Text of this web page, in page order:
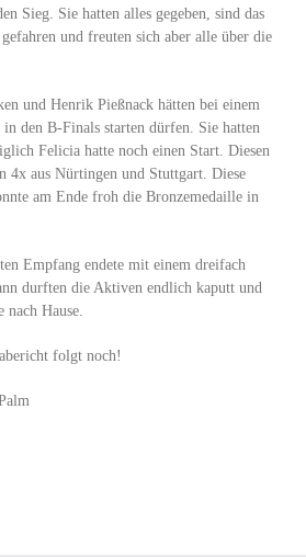
Sieg. Sie hatten alles gegeben, sind das
gefahren und freuten sich aber alle über die
und Henrik Pießnack hätten bei einem
den B-Finals starten dürfen. Sie hatten
Felicia hatte noch einen Start. Diesen
4x aus Nürtingen und Stuttgart. Diese
am Ende froh die Bronzemedaille in
Empfang endete mit einem dreifach
durften die Aktiven endlich kaputt und
Hause.
folgt noch!